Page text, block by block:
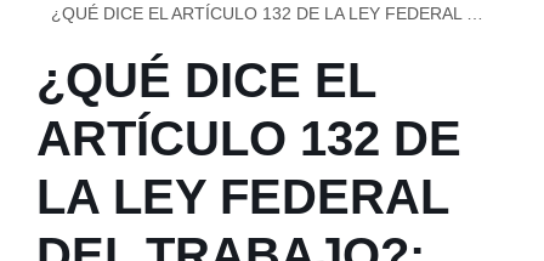
¿QUÉ DICE EL
ARTÍCULO 132 DE
LA LEY FEDERAL